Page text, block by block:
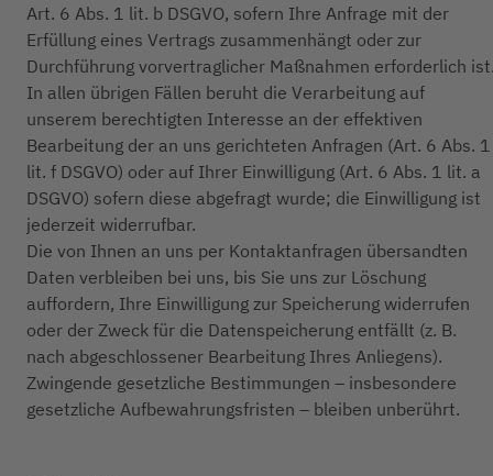
Art. 6 Abs. 1 lit. b DSGVO, sofern Ihre Anfrage mit der
Erfüllung eines Vertrags zusammenhängt oder zur
Durchführung vorvertraglicher Maßnahmen erforderlich
In allen übrigen Fällen beruht die Verarbeitung auf
unserem berechtigten Interesse an der effektiven
Bearbeitung der an uns gerichteten Anfragen (Art. 6 Abs. 1
lit. f DSGVO) oder auf Ihrer Einwilligung (Art. 6 Abs. 1 lit. a
DSGVO) sofern diese abgefragt wurde; die Einwilligung ist
jederzeit widerrufbar.
Die von Ihnen an uns per Kontaktanfragen übersandten
Daten verbleiben bei uns, bis Sie uns zur Löschung
auffordern, Ihre Einwilligung zur Speicherung widerrufen
oder der Zweck für die Datenspeicherung entfällt (z. B.
nach abgeschlossener Bearbeitung Ihres Anliegens).
Zwingende gesetzliche Bestimmungen – insbesondere
gesetzliche Aufbewahrungsfristen – bleiben unberührt.